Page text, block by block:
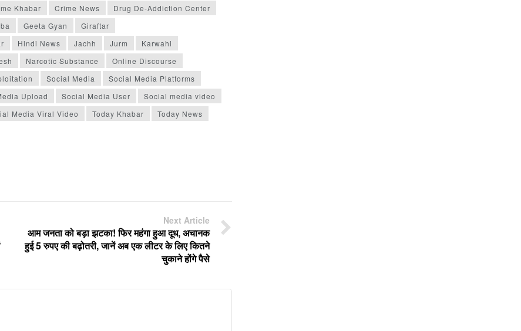
Khabar Crime News
Drug De-Addiction Center
Geeta Gyan
Giraftar
Hindi News Jachh Jurm
Karwahi
Narcotic Substance
Online Discourse
Social Media
Social Media Platforms
Upload Social Media User
Social media video
Media Viral Video Today Khabar
Today News
Next Article
आम जनता को बड़ा झटका! फिर महंगा हुआ दूध, अचानक
हुई 5 रुपए की बढ़ोतरी, जानें अब एक लीटर के लिए कितने
चुकाने होंगे पैसे